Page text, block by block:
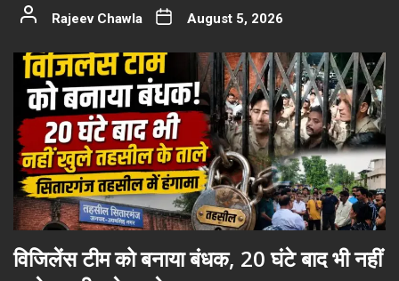
Rajeev Chawla August 5, 2026
विजिलेंस टीम को बनाया बंधक, 20 घंटे बाद भी नहीं